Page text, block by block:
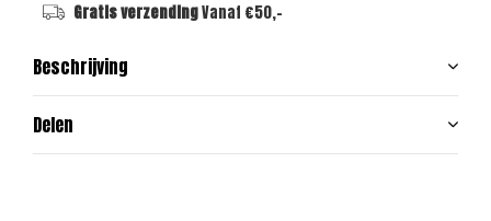
Gratis verzendingVanaf €50,-
Beschrijving
Delen